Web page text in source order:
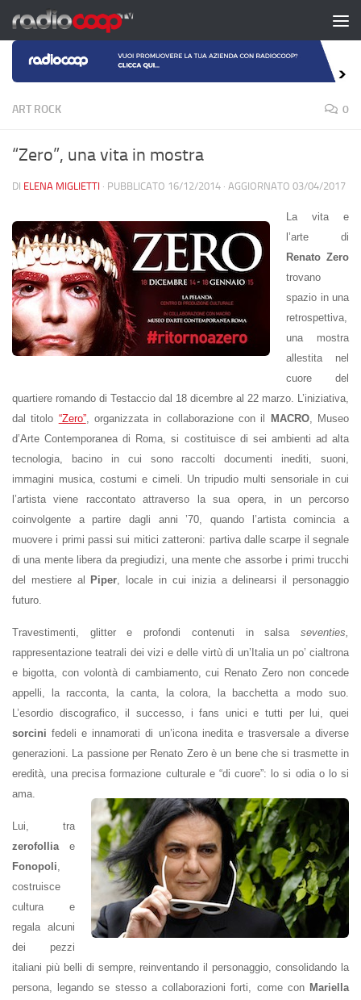
Salta al contenuto
ART ROCK 0
“Zero”, una vita in mostra
DI ELENA MIGLIETTI · PUBBLICATO 16/12/2014 · AGGIORNATO 03/04/2017
La vita e
l’arte di
Renato Zero
trovano
spazio in una
retrospettiva,
una mostra
allestita nel
cuore del
quartiere romando di Testaccio dal 18 dicembre al 22 marzo. L’iniziativa,
dal titolo “Zero”, organizzata in collaborazione con il MACRO, Museo
d’Arte Contemporanea di Roma, si costituisce di sei ambienti ad alta
tecnologia, bacino in cui sono raccolti documenti inediti, suoni,
immagini musica, costumi e cimeli. Un tripudio multi sensoriale in cui
l’artista viene raccontato attraverso la sua opera, in un percorso
coinvolgente a partire dagli anni ’70, quando l’artista comincia a
muovere i primi passi sui mitici zatteroni: partiva dalle scarpe il segnale
di una mente libera da pregiudizi, una mente che assorbe i primi trucchi
del mestiere al Piper , locale in cui inizia a delinearsi il personaggio
futuro.
Travestimenti, glitter e profondi contenuti in salsa seventies,
rappresentazione teatrali dei vizi e delle virtù di un’Italia un po’ cialtrona
e bigotta, con volontà di cambiamento, cui Renato Zero non concede
appelli, la racconta, la canta, la colora, la bacchetta a modo suo.
L’esordio discografico, il successo, i fans unici e tutti per lui, quei
sorcini fedeli e innamorati di un’icona inedita e trasversale a diverse
generazioni. La passione per Renato Zero è un bene che si trasmette in
eredità, una precisa formazione culturale e “di cuore”: lo si odia o lo si
ama.
Lui, tra
zerofollia e
Fonopoli
costruisce
cultura e
regala alcuni
dei pezzi
italiani più belli di sempre, reinventando il personaggio, consolidando la
persona, legando se stesso a collaborazioni forti, come con Mariella